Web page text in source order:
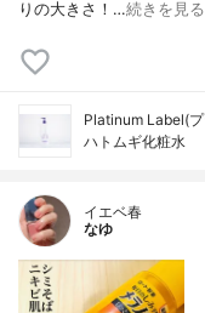
りの大きさ！…続きを見る
Platinum Label(
ハトムギ化粧水
イエベ春
なゆ